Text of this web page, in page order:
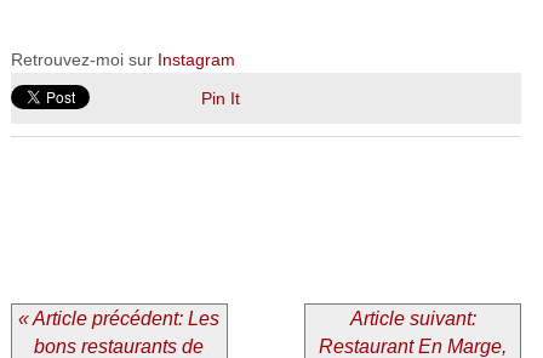
Retrouvez-moi sur Instagram
Pin It
« Article précédent: Les
bons restaurants de
Article suivant:
Restaurant En Marge,